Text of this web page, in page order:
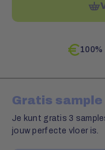
Gratis
Je kunt gratis 3
jouw perfecte vloer is.